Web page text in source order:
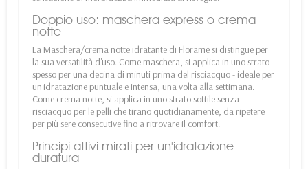
Doppio uso: maschera express o crema
notte
La Maschera/crema notte idratante di Florame si distingue per
la sua versatilità d'uso. Come maschera, si applica in uno strato
spesso per una decina di minuti prima del risciacquo - ideale per
un'idratazione puntuale e intensa, una volta alla settimana.
Come crema notte, si applica in uno strato sottile senza
risciacquo per le pelli che tirano quotidianamente, da ripetere
per più sere consecutive fino a ritrovare il comfort.
Principi attivi mirati per un'idratazione
duratura